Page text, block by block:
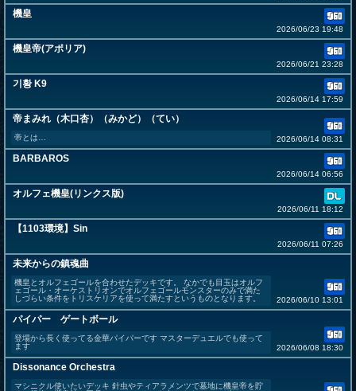
機皇
2026/06/23 19:48
機皇帝(アポリア)
2026/06/21 23:28
기황 K9
2026/06/14 17:59
帝まみれ（木口杏）（みかど）（てい）
帝とは… 2026/06/14 08:31
BARBAROS
2026/06/14 06:56
オルフェ機皇(リンクス版)
2026/06/11 18:12
【1103環境】Sin
2026/06/11 07:26
未来からの鎮魂曲
機皇とオルフェゴールを合わせたデッキです。 なかでも目玉はオルフ
ェゴール・オーケストリオンでオルフェゴールモンスターのみで満た
しづらい条件をトリスケリアを使って満たすというものとなります。
2026/06/10 13:01
パイパー ゲートボール
登場から長く使ってる金華パイパーです マスターデュエルでも使って
ます
2026/06/08 18:30
Dissonance Orchestra
マシニクル使いたいデッキ 針虫やティアラメンツで墓地に機皇帝を貯